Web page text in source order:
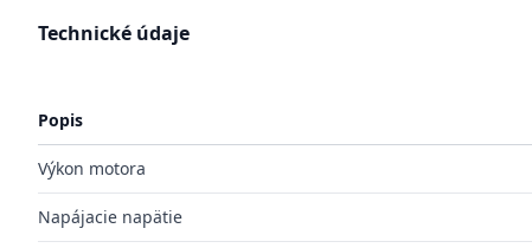
Technické údaje
Popis
Výkon motora
Napájacie napätie